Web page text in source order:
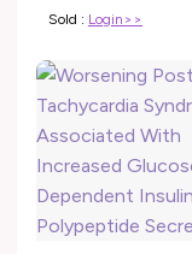
Sold : Login>>